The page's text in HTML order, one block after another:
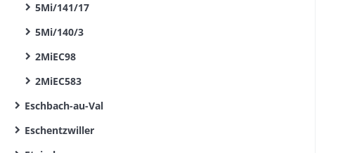
5Mi/141/17
5Mi/140/3
2MiEC98
2MiEC583
Eschbach-au-Val
Eschentzwiller